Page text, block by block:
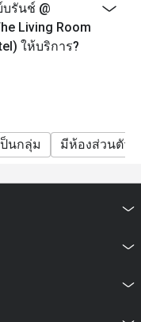
รถจัดเตรียมล่วง
จ
นหัน โปรดทราบว่า
าแจ้งให้เราทราบ
รแพ้อาหาร หรือ
สด ถือเป็นวิธีที่
บรันช์ @
Living Room
ให้บริการ?
ป็นกลุ่ม มีห้องส่วนตัว